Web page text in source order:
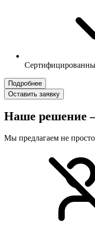
Подробнее
Оставить заявку
Наше решение
Мы предлагаем не